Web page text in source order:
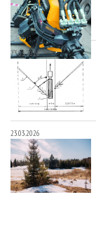
23.03.2026
23.03.2026